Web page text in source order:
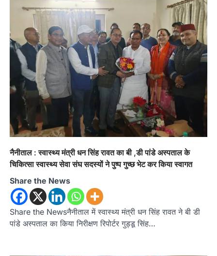
नैनीताल : स्वास्थ्य मंत्री धन सिंह रावत का बी ,डी पांडे अस्पताल के
चिकित्सा स्वास्थ्य सेवा संघ सदस्यों ने पुष्प गुच्छ भेट कर किया स्वागत
Share the News
Share the Newsनैनीताल में स्वास्थ्य मंत्री धन सिंह रावत ने बी डी
पांडे अस्पताल का किया निरीक्षण रिपोर्टर गुड्डू सिंह…
उत्तराखण्ड कुमाऊं ख़बरें
संविधान और भ्रष्टाचार तक भाजपा को घेरा
Admin
हल्द्वानी में आयोजित विजय शंखनाद रैली को संबोधित करते
हुए कांग्रेस के राष्ट्रीय अध्यक्ष मल्लिकार्जुन…